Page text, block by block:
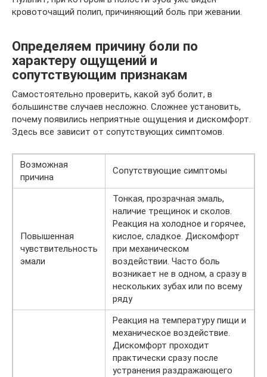
кровоточащий полип, причиняющий боль при жевании.
Определяем причину боли по
характеру ощущений и
сопутствующим признакам
Самостоятельно проверить, какой зуб болит, в
большинстве случаев несложно. Сложнее установить,
почему появились неприятные ощущения и дискомфорт.
Здесь все зависит от сопутствующих симптомов.
Возможная
причина
Сопутствующие симптомы
Повышенная
чувствительность
эмали
Тонкая, прозрачная эмаль,
наличие трещинок и сколов.
Реакция на холодное и горячее,
кислое, сладкое. Дискомфорт
при механическом
воздействии. Часто боль
возникает не в одном, а сразу в
нескольких зубах или по всему
ряду
Реакция на температуру пищи и
механическое воздействие.
Дискомфорт проходит
практически сразу после
устранения раздражающего